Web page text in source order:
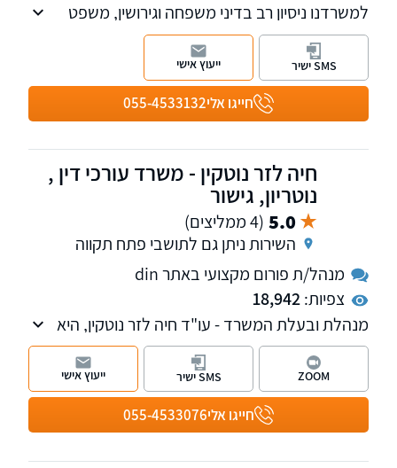
למשרדנו ניסיון רב בדיני משפחה וגירושין, משפט
אזרחי, משפט מסחרי, פירוק שיתוף, הוצל"פ,
חדלות פירעון, יעילות ומקצוענות!
חייגו אלי055-4533132
SMS ישיר ייעוץ אישי
חיה לזר נוטקין - משרד עורכי דין ,
נוטריון, גישור
5.0 (4 ממליצים)
השירות ניתן גם לתושבי פתח תקווה
מנהל/ת פורום מקצועי באתר din
צפיות:18,942
מנהלת ובעלת המשרד - עו"ד חיה לזר נוטקין, היא
נוטריון ומגשרת, מעל 20 שנות ניסיון בדיני משפחה.
בעלת תואר שני במשפטים.
חייגו אלי055-4533076
ZOOM SMS ישיר ייעוץ אישי